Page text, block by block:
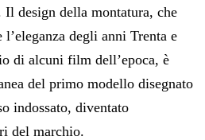
design della montatura, che
degli anni Trenta e
di alcuni film dell’epoca, è
del primo modello disegnato
indossato, diventato
del marchio.